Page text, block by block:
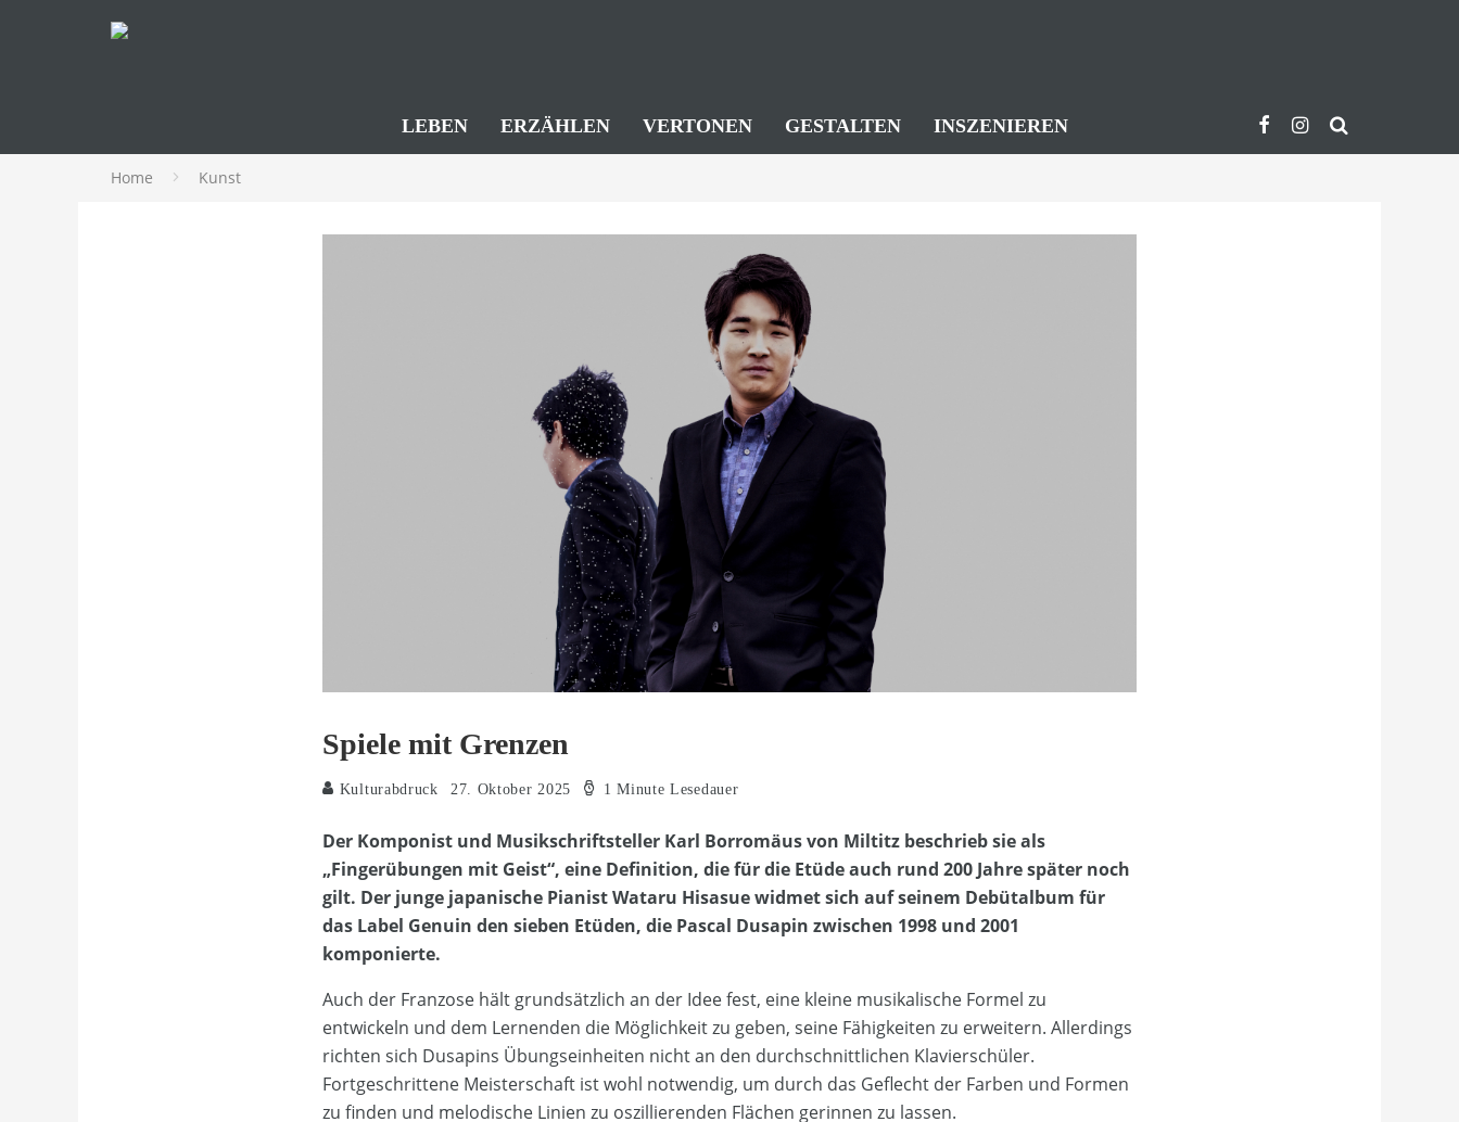
LEBEN ERZÄHLEN VERTONEN GESTALTEN INSZENIEREN
Home Kunst
Spiele mit Grenzen
Kulturabdruck 27. Oktober 2025 1 Minute Lesedauer
Der Komponist und Musikschriftsteller Karl Borromäus von Miltitz beschrieb sie als
„Fingerübungen mit Geist“, eine Definition, die für die Etüde auch rund 200 Jahre später noch
gilt. Der junge japanische Pianist Wataru Hisasue widmet sich auf seinem Debütalbum für
das Label Genuin den sieben Etüden, die Pascal Dusapin zwischen 1998 und 2001
komponierte.
Auch der Franzose hält grundsätzlich an der Idee fest, eine kleine musikalische Formel zu
entwickeln und dem Lernenden die Möglichkeit zu geben, seine Fähigkeiten zu erweitern. Allerdings
richten sich Dusapins Übungseinheiten nicht an den durchschnittlichen Klavierschüler.
Fortgeschrittene Meisterschaft ist wohl notwendig, um durch das Geflecht der Farben und Formen
zu finden und melodische Linien zu oszillierenden Flächen gerinnen zu lassen.